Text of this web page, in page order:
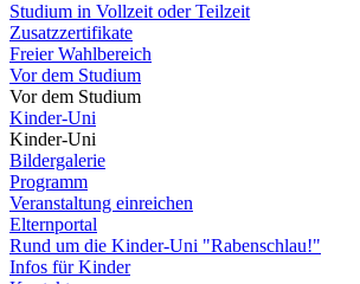
Studium in Vollzeit oder Teilzeit
Zusatzzertifikate
Freier Wahlbereich
Vor dem Studium
Vor dem Studium
Kinder-Uni
Kinder-Uni
Bildergalerie
Programm
Veranstaltung einreichen
Elternportal
Rund um die Kinder-Uni "Rabenschlau!"
Infos für Kinder